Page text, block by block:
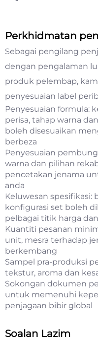
Perkhidmatan
Sebagai pengilang
dengan pengalaman
produk pelembap,
penyesuaian label
Penyesuaian formula:
perisa, tahap warna
boleh disesuaikan
berbeza
Penyesuaian
warna dan pilihan
pencetakan jenama
anda
Keluwesan spesifikasi:
konfigurasi set boleh
pelbagai titik harga
Kuantiti pesanan
unit, mesra terhadap
berkembang
Sampel pra-produksi
tekstur, aroma dan
Sokongan dokumen
untuk memenuhi
penjagaan bibir global
Soalan Lazim